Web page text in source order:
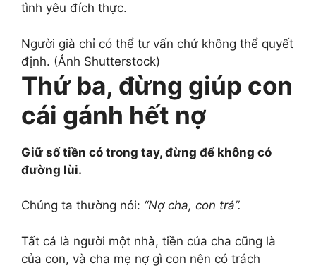
tình yêu đích thực.
Người già chỉ có thể tư vấn chứ không thể quyết
định. (Ảnh Shutterstock)
Thứ ba, đừng giúp con
cái gánh hết nợ
Giữ số tiền có trong tay, đừng để không có
đường lùi.
Chúng ta thường nói: “Nợ cha, con trả”.
Tất cả là người một nhà, tiền của cha cũng là
của con, và cha mẹ nợ gì con nên có trách